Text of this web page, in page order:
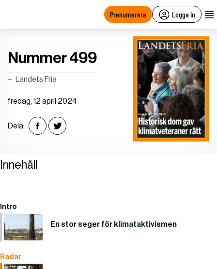
Prenumerera Logga in
Nummer 499
Landets Fria
fredag, 12 april 2024
Dela:
Innehåll
Intro
En stor seger för klimataktivismen
Radar